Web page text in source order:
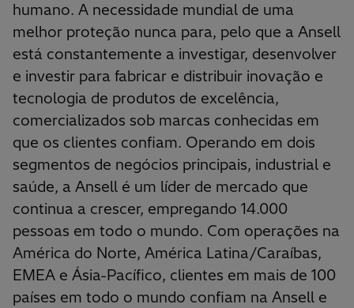
humano. A necessidade mundial de uma
melhor proteção nunca para, pelo que a Ansell
está constantemente a investigar, desenvolver
e investir para fabricar e distribuir inovação e
tecnologia de produtos de excelência,
comercializados sob marcas conhecidas em
que os clientes confiam. Operando em dois
segmentos de negócios principais, industrial e
saúde, a Ansell é um líder de mercado que
continua a crescer, empregando 14.000
pessoas em todo o mundo. Com operações na
América do Norte, América Latina/Caraíbas,
EMEA e Ásia-Pacífico, clientes em mais de 100
países em todo o mundo confiam na Ansell e